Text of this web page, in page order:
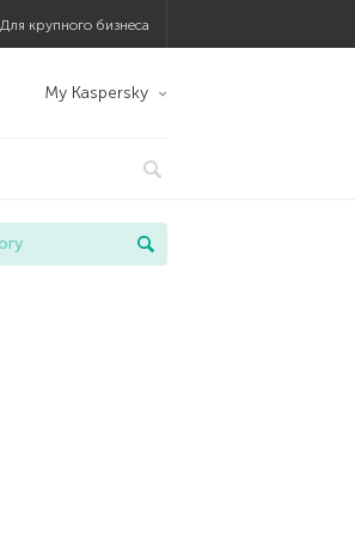
Для крупного бизнеса
My Kaspersky